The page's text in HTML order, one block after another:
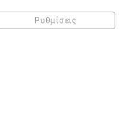
Ρυθμίσεις